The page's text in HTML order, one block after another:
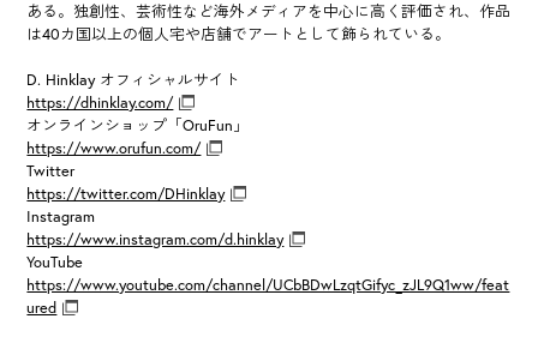
ある。独創性、芸術性など海外メディアを中心に高く評価され、作品
は40カ国以上の個人宅や店舗でアートとして飾られている。
D. Hinklay オフィシャルサイト
https://dhinklay.com/
オンラインショップ「OruFun」
https://www.orufun.com/
Twitter
https://twitter.com/DHinklay
Instagram
https://www.instagram.com/d.hinklay
YouTube
https://www.youtube.com/channel/UCbBDwLzqtGifyc_zJL9Q1ww/feat
ured